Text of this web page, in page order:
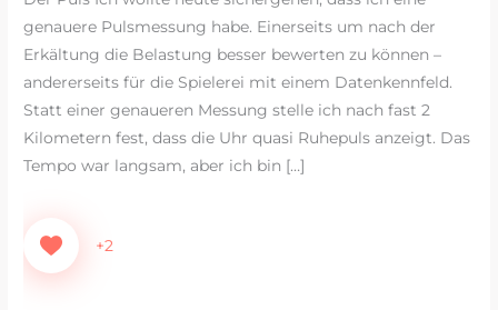
genauere Pulsmessung habe. Einerseits um nach der
Erkältung die Belastung besser bewerten zu können –
andererseits für die Spielerei mit einem Datenkennfeld.
Statt einer genaueren Messung stelle ich nach fast 2
Kilometern fest, dass die Uhr quasi Ruhepuls anzeigt. Das
Tempo war langsam, aber ich bin […]
+2